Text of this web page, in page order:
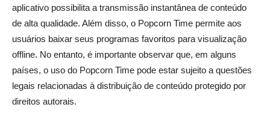
aplicativo possibilita a transmissão instantânea de conteúdo
de alta qualidade. Além disso, o Popcorn Time permite aos
usuários baixar seus programas favoritos para visualização
offline. No entanto, é importante observar que, em alguns
países, o uso do Popcorn Time pode estar sujeito a questões
legais relacionadas à distribuição de conteúdo protegido por
direitos autorais.